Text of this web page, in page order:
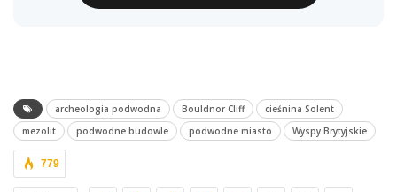
archeologia podwodna Bouldnor Cliff
cieśnina Solent
mezolit
podwodne budowle podwodne miasto Wyspy Brytyjskie
779